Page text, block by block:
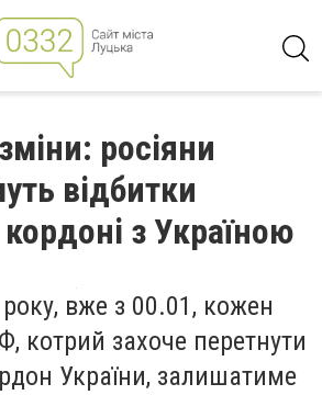
росіяни
відбитки
з Україною
вже з 00.01, кожен
котрий захоче перетнути
України, залишатиме